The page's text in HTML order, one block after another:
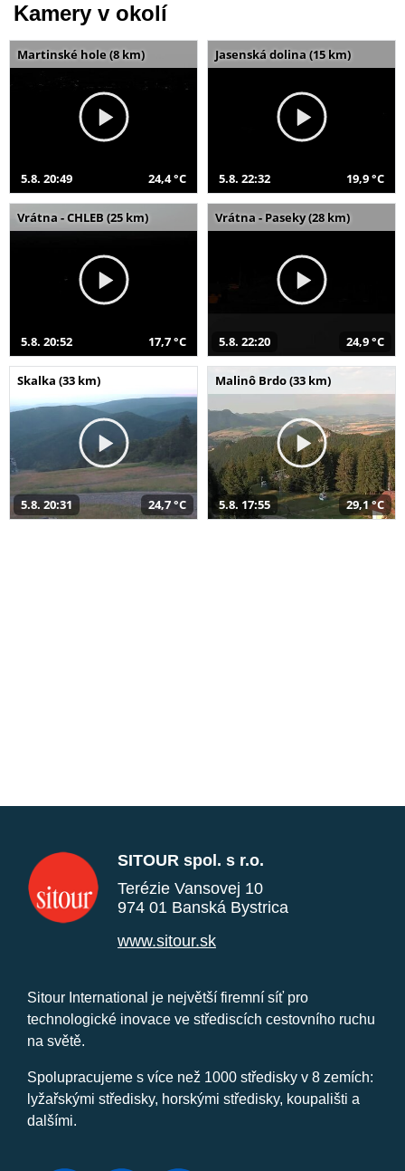
Kamery v okolí
Martinské hole (8 km)
5.8. 20:49 24,4 °C
Jasenská dolina (15 km)
5.8. 22:32 19,9 °C
Vrátna - CHLEB (25 km)
5.8. 20:52 17,7 °C
Vrátna - Paseky (28 km)
5.8. 22:20 24,9 °C
Skalka (33 km)
5.8. 20:31 24,7 °C
Malinô Brdo (33 km)
5.8. 17:55 29,1 °C
SITOUR spol. s r.o.
Terézie Vansovej 10
974 01 Banská Bystrica
www.sitour.sk
Sitour International je největší firemní síť pro
technologické inovace ve střediscích cestovního ruchu
na světě.
Spolupracujeme s více než 1000 středisky v 8 zemích:
lyžařskými středisky, horskými středisky, koupališti a
dalšími.